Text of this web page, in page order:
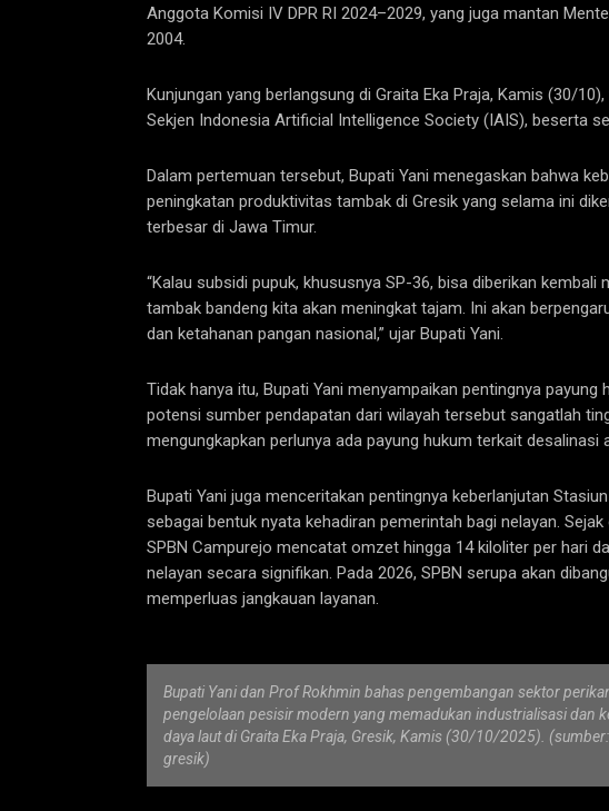
Anggota Komisi IV DPR RI 2024–2029, yang juga mantan
2004.
Kunjungan yang berlangsung di Graita Eka Praja, Kamis (30/
Sekjen Indonesia Artificial Intelligence Society (IAIS), beserta
Dalam pertemuan tersebut, Bupati Yani menegaskan bahwa
peningkatan produktivitas tambak di Gresik yang selama ini
terbesar di Jawa Timur.
“Kalau subsidi pupuk, khususnya SP-36, bisa diberikan
tambak bandeng kita akan meningkat tajam. Ini akan
dan ketahanan pangan nasional,” ujar Bupati Yani.
Tidak hanya itu, Bupati Yani menyampaikan pentingnya payung
potensi sumber pendapatan dari wilayah tersebut sangatlah
mengungkapkan perlunya ada payung hukum terkait desalinasi
Bupati Yani juga menceritakan pentingnya keberlanjutan
sebagai bentuk nyata kehadiran pemerintah bagi nelayan.
SPBN Campurejo mencatat omzet hingga 14 kiloliter per hari
nelayan secara signifikan. Pada 2026, SPBN serupa akan
memperluas jangkauan layanan.
Bupati Yani dan Prof Rokhmin bahas pengembangan sektor
pengelolaan pesisir modern yang memadukan industrialisasi dan
daya laut di Graita Eka Praja, Gresik, Kamis (30/10/2025).
gresik)